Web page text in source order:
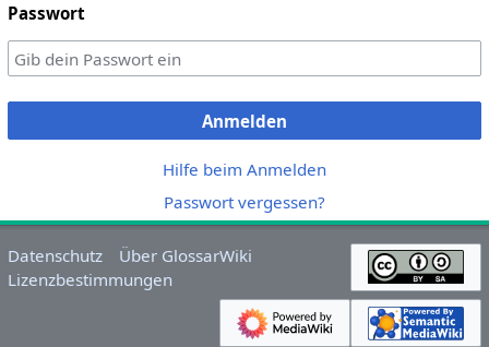
Passwort
Anmelden
Hilfe beim Anmelden
Passwort vergessen?
Datenschutz
Über GlossarWiki
Lizenzbestimmungen